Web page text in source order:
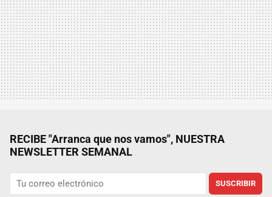
RECIBE "Arranca que nos vamos", NUESTRA
NEWSLETTER SEMANAL
SUSCRIBIR